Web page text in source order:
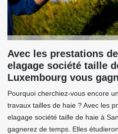
Avec les prestations
elagage société taille
Luxembourg vous
Pourquoi cherchiez-vous encore
travaux tailles de haie ? Avec les
elagage société taille de haie à
gagnerez de temps. Elles